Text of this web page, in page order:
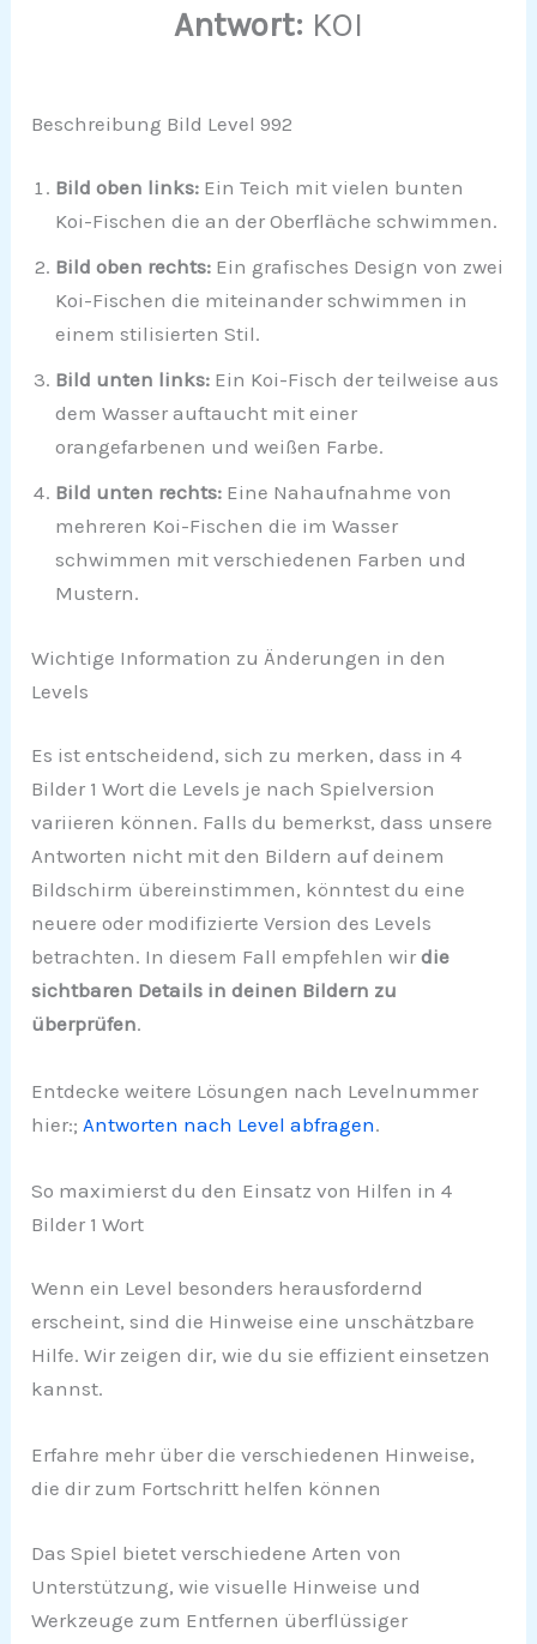
Antwort: KOI
Beschreibung Bild Level 992
Bild oben links: Ein Teich mit vielen bunten
Koi-Fischen die an der Oberfläche schwimmen.
Bild oben rechts: Ein grafisches Design von zwei
Koi-Fischen die miteinander schwimmen in
einem stilisierten Stil.
Bild unten links: Ein Koi-Fisch der teilweise aus
dem Wasser auftaucht mit einer
orangefarbenen und weißen Farbe.
Bild unten rechts: Eine Nahaufnahme von
mehreren Koi-Fischen die im Wasser
schwimmen mit verschiedenen Farben und
Mustern.
Wichtige Information zu Änderungen in den
Levels
Es ist entscheidend, sich zu merken, dass in 4
Bilder 1 Wort die Levels je nach Spielversion
variieren können. Falls du bemerkst, dass unsere
Antworten nicht mit den Bildern auf deinem
Bildschirm übereinstimmen, könntest du eine
neuere oder modifizierte Version des Levels
betrachten. In diesem Fall empfehlen wirdie
sichtbaren Details in deinen Bildern zu
überprüfen.
Entdecke weitere Lösungen nach Levelnummer
hier:; Antworten nach Level abfragen.
So maximierst du den Einsatz von Hilfen in 4
Bilder 1 Wort
Wenn ein Level besonders herausfordernd
erscheint, sind die Hinweise eine unschätzbare
Hilfe. Wir zeigen dir, wie du sie effizient einsetzen
kannst.
Erfahre mehr über die verschiedenen Hinweise,
die dir zum Fortschritt helfen können
Das Spiel bietet verschiedene Arten von
Unterstützung, wie visuelle Hinweise und
Werkzeuge zum Entfernen überflüssiger